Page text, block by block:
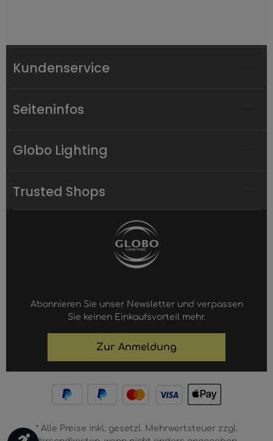
Kundenservice
Seiteninfos
Globo Lighting
Trusted Shops
Abonnieren Sie unser Newsletter und verpassen
Sie keinen Einkaufsvorteil mehr.
Zur Anmeldung
* Alle Preise inkl. gesetzl. Mehrwertsteuer zzgl.